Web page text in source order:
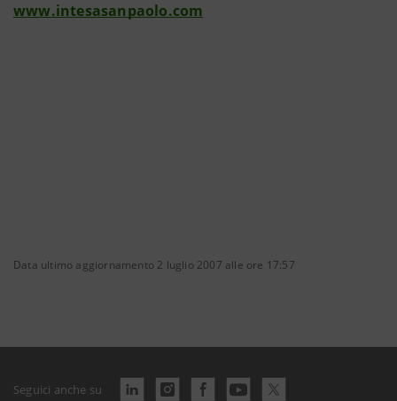
www.intesasanpaolo.com
Data ultimo aggiornamento 2 luglio 2007 alle ore 17:57
Seguici anche su